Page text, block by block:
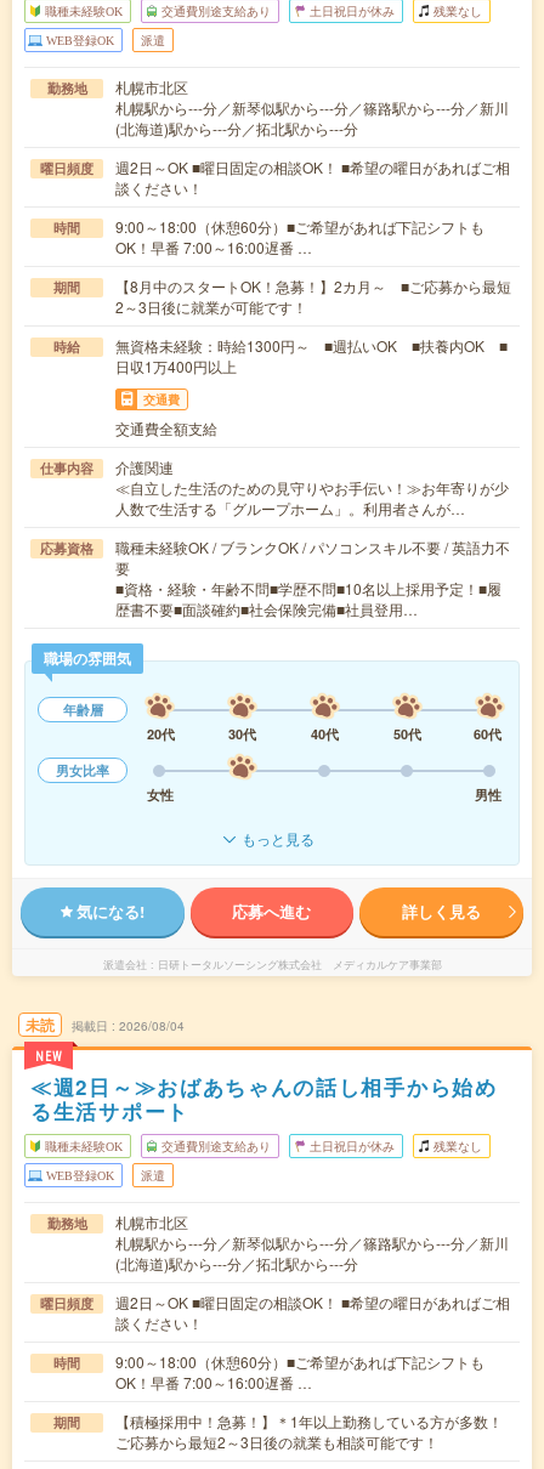
職種未経験OK 交通費別途支給あり 土日祝日が休み 残業なし
WEB登録OK 派遣
勤務地
札幌市北区
札幌駅から---分／新琴似駅から---分／篠路駅から---分／新川
(北海道)駅から---分／拓北駅から---分
曜日頻度
週2日～OK ■曜日固定の相談OK！ ■希望の曜日があればご相
談ください！
時間
9:00～18:00（休憩60分）■ご希望があれば下記シフトも
OK！早番 7:00～16:00遅番 …
期間
【8月中のスタートOK！急募！】2カ月～ ■ご応募から最短
2～3日後に就業が可能です！
時給
無資格未経験：時給1300円～ ■週払いOK ■扶養内OK ■
日収1万400円以上
交通費
交通費全額支給
仕事内容
介護関連
≪自立した生活のための見守りやお手伝い！≫お年寄りが少
人数で生活する「グループホーム」。利用者さんが…
応募資格
職種未経験OK / ブランクOK / パソコンスキル不要 / 英語力不
要
■資格・経験・年齢不問■学歴不問■10名以上採用予定！■履
歴書不要■面談確約■社会保険完備■社員登用…
職場の雰囲気
年齢層
20代
30代 40代 50代
60代
男女比率
女性
男性
もっと見る
気になる! 応募へ進む 詳しく見る
派遣会社 日研トータルソーシング株式会社 メディカルケア事業部
未読
NEW
掲載日 2026/08/04
≪週2日～≫おばあちゃんの話し相手から始め
る生活サポート
職種未経験OK 交通費別途支給あり 土日祝日が休み 残業なし
WEB登録OK 派遣
勤務地
札幌市北区
札幌駅から---分／新琴似駅から---分／篠路駅から---分／新川
(北海道)駅から---分／拓北駅から---分
曜日頻度
週2日～OK ■曜日固定の相談OK！ ■希望の曜日があればご相
談ください！
時間
9:00～18:00（休憩60分）■ご希望があれば下記シフトも
OK！早番 7:00～16:00遅番 …
期間
【積極採用中！急募！】＊1年以上勤務している方が多数！
ご応募から最短2～3日後の就業も相談可能です！